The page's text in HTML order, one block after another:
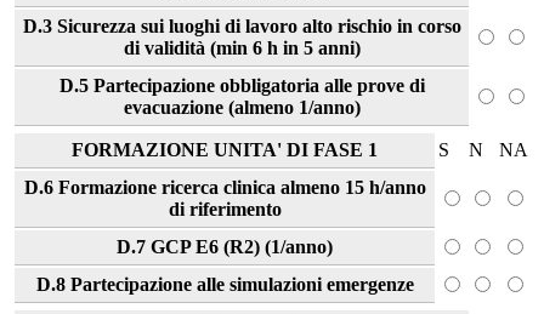
D.3 Sicurezza sui luoghi di lavoro alto rischio in corso
di validità (min 6 h in 5 anni)
D.5 Partecipazione obbligatoria alle prove di
evacuazione (almeno 1/anno)
FORMAZIONE UNITA' DI FASE 1 S N
NA
D.6 Formazione ricerca clinica almeno 15 h/anno
di riferimento
D.7 GCP E6 (R2) (1/anno)
D.8 Partecipazione alle simulazioni emergenze